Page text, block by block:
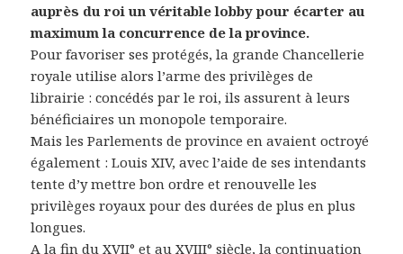
auprès du roi un véritable lobby pour écarter au
maximum la concurrence de la province.
Pour favoriser ses protégés, la grande Chancellerie
royale utilise alors l’arme des privilèges de
librairie : concédés par le roi, ils assurent à leurs
bénéficiaires un monopole temporaire.
Mais les Parlements de province en avaient octroyé
également : Louis XIV, avec l’aide de ses intendants
tente d’y mettre bon ordre et renouvelle les
privilèges royaux pour des durées de plus en plus
longues.
A la fin du XVII° et au XVIII° siècle, la continuation